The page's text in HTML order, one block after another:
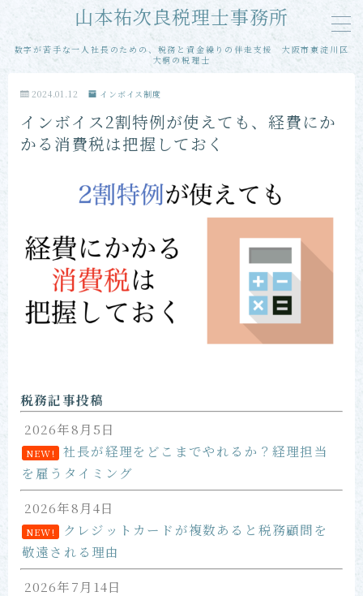
山本祐次良税理士事務所
数字が苦手な一人社長のための、税務と資金繰りの伴走支援 大阪市東淀川区
大桐の税理士
MENU
単発・スポット相談
単発・スポット申告
当事務所の特徴
お客様の声
2024.01.12 インボイス制度
インボイス2割特例が使えても、経費にか
かる消費税は把握しておく
税務記事投稿
2026年8月5日
NEW! 社長が経理をどこまでやれるか？経理担当
を雇うタイミング
2026年8月4日
NEW! クレジットカードが複数あると税務顧問を
敬遠される理由
2026年7月14日